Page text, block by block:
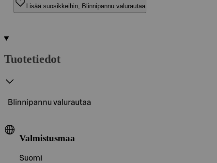
Lisää suosikkeihin, Blinnipannu valurautaa
Tuotetiedot
Blinnipannu valurautaa
Valmistusmaa
Suomi